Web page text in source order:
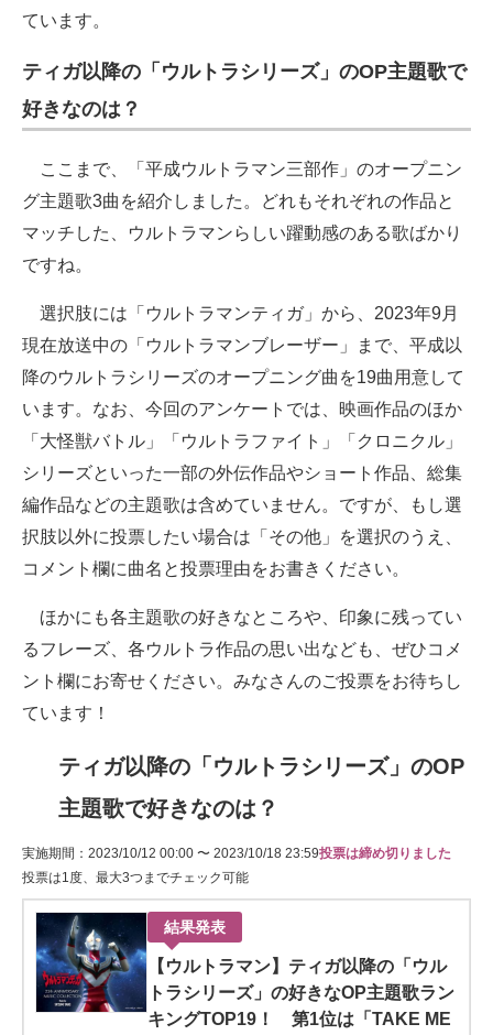
ています。
ティガ以降の「ウルトラシリーズ」のOP主題歌で
好きなのは？
ここまで、「平成ウルトラマン三部作」のオープニン
グ主題歌3曲を紹介しました。どれもそれぞれの作品と
マッチした、ウルトラマンらしい躍動感のある歌ばかり
ですね。
選択肢には「ウルトラマンティガ」から、2023年9月
現在放送中の「ウルトラマンブレーザー」まで、平成以
降のウルトラシリーズのオープニング曲を19曲用意して
います。なお、今回のアンケートでは、映画作品のほか
「大怪獣バトル」「ウルトラファイト」「クロニクル」
シリーズといった一部の外伝作品やショート作品、総集
編作品などの主題歌は含めていません。ですが、もし選
択肢以外に投票したい場合は「その他」を選択のうえ、
コメント欄に曲名と投票理由をお書きください。
ほかにも各主題歌の好きなところや、印象に残ってい
るフレーズ、各ウルトラ作品の思い出なども、ぜひコメ
ント欄にお寄せください。みなさんのご投票をお待ちし
ています！
ティガ以降の「ウルトラシリーズ」のOP
主題歌で好きなのは？
実施期間：2023/10/12 00:00 〜 2023/10/18 23:59
投票は1度、最大3つまでチェック可能
投票は締め切りました
結果発表
【ウルトラマン】ティガ以降の「ウル
トラシリーズ」の好きなOP主題歌ラン
キングTOP19！ 第1位は「TAKE ME